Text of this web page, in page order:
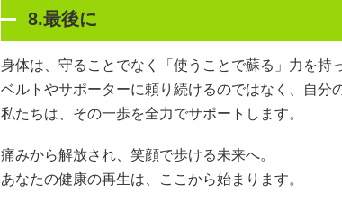
8.最後に
身体は、守ることでなく「使うことで蘇る」力を持
ベルトやサポーターに頼り続けるのではなく、自分
私たちは、その一歩を全力でサポートします。
痛みから解放され、笑顔で歩ける未来へ。
あなたの健康の再生は、ここから始まります。